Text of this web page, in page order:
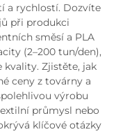
a rychlostí. Dozvíte
při produkci
směsí a PLA
(2–200 tun/den),
kvality. Zjistěte, jak
ceny z továrny a
výrobu
průmysl nebo
klíčové otázky